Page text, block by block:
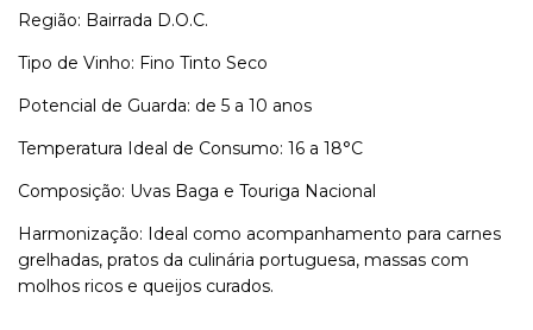
Região: Bairrada D.O.C.
Tipo de Vinho: Fino Tinto Seco
Potencial de Guarda: de 5 a 10 anos
Temperatura Ideal de Consumo: 16 a 18°C
Composição: Uvas Baga e Touriga Nacional
Harmonização: Ideal como acompanhamento para carnes
grelhadas, pratos da culinária portuguesa, massas com
molhos ricos e queijos curados.